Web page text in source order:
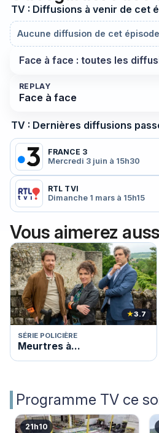
TV : Diffusions à venir de cet
Aucune diffusion de cet
Face à face : toutes les
REPLAY
Face à face
TV : Dernières diffusions
FRANCE 3
Mercredi 3 juin à 15h30
RTL TVI
Dimanche 1 mars à 15h15
Vous aimerez
★3.7
SÉRIE POLICIÈRE
Meurtres à...
Programme TV ce
21h10